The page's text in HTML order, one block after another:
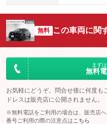
無料 この車両に関
まず
無料
お気軽にどうぞ。問合せ後に何度も
ドレスは販売店に公開されません。
※無料電話をご利用の場合は、販売店
番号ご利用の際の注意点は こちら